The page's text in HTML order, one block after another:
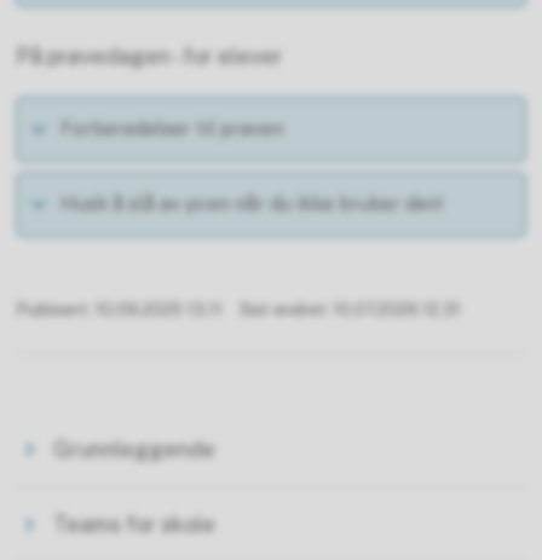
På prøvedagen - for elever
Forberedelser til prøven
Husk å slå av pcen når du ikke bruker den!
Publisert Sist endret
Grunnleggende
Teams for skole